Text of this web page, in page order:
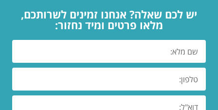
יש לכם שאלה? אנחנו זמינים לשרותכם,
מלאו פרטים ומיד נחזור: